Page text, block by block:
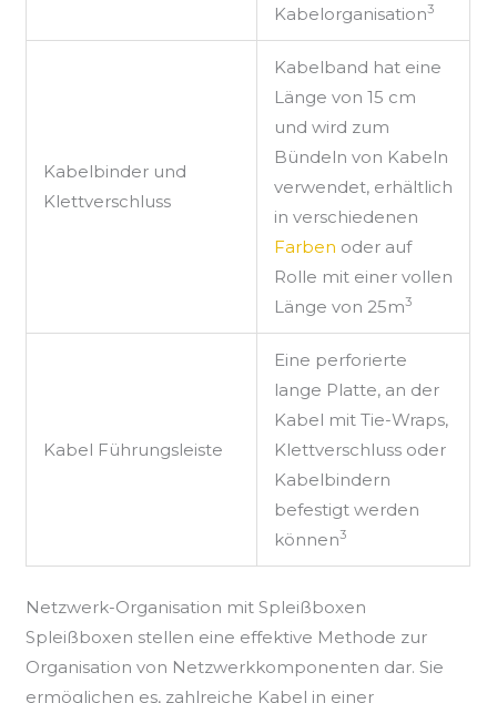
Kabelorganisation3
Kabelbinder und
Klettverschluss
Kabelband hat eine
Länge von 15 cm
und wird zum
Bündeln von Kabeln
verwendet, erhältlich
in verschiedenen
Farben oder auf
Rolle mit einer vollen
Länge von 25m3
Kabel Führungsleiste
Eine perforierte
lange Platte, an der
Kabel mit Tie-Wraps,
Klettverschluss oder
Kabelbindern
befestigt werden
können3
Netzwerk-Organisation mit Spleißboxen
Spleißboxen stellen eine effektive Methode zur
Organisation von Netzwerkkomponenten dar. Sie
ermöglichen es, zahlreiche Kabel in einer